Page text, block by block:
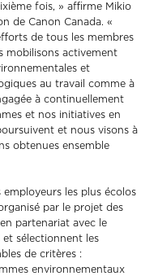
fois, » affirme Mikio
de Canon Canada. «
de tous les membres
mobilisons activement
et
au travail comme à
à continuellement
et nos initiatives en
et nous visons à
obtenues ensemble
employeurs les plus écolos
par le projet des
partenariat avec le
et sélectionnent les
de critères :
environnementaux